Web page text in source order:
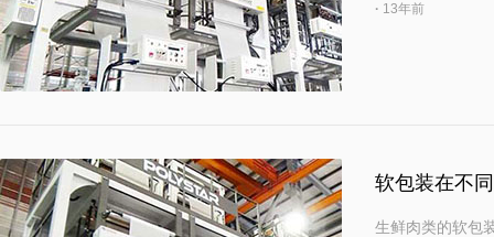
· 13年前
软包装在不
生鲜肉类的软包